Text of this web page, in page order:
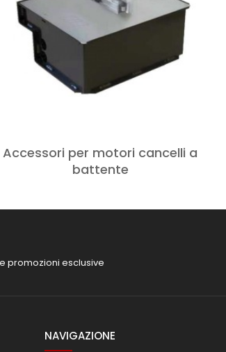
Accessori per motori cancelli a
battente
promozioni esclusive
NAVIGAZIONE